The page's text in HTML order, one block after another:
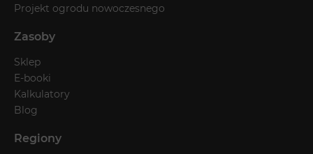
Projekt ogrodu nowoczesnego
Zasoby
Sklep
E-booki
Kalkulatory
Blog
Regiony